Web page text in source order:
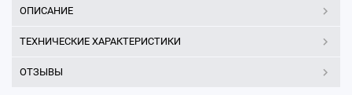
ОПИСАНИЕ
ТЕХНИЧЕСКИЕ ХАРАКТЕРИСТИКИ
ОТЗЫВЫ